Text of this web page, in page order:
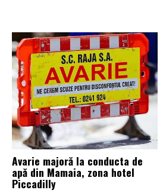
Avarie majoră la conducta de
apă din Mamaia, zona hotel
Piccadilly